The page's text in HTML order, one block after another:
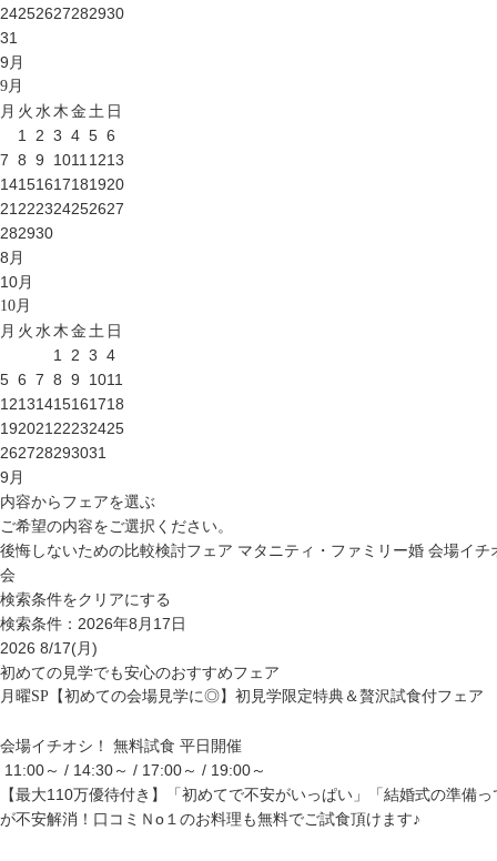
24252627282930
31
9 月
9 月
月 火 水 木金 土 日
1
2 3 4 5 6
7 8 9 1011 1213
14151617181920
21 222324252627
282930
8 月
10月
10 月
月 火 水 木金 土 日
1
2 3 4
5 6 7 8 9 1011
12131415161718
192021 22232425
262728293031
9 月
内容からフェアを選ぶ
ご希望の内容をご選択ください。
後悔しないための比較検討フェア マタニティ・ファミリー婚 会場イチ
会
検索条件をクリアにする
検索条件：2026年8月17日
2026 8/17(月)
初めての見学でも安心のおすすめフェア
月曜SP【初めての会場見学に◎】初見学限定特典＆贅沢試食付フェア
会場イチオシ！ 無料試食 平日開催
11:00～ / 14:30～ / 17:00～ / 19:00～
【最大110万優待付き】「初めてで不安がいっぱい」「結婚式の準備
が不安解消！口コミＮo１のお料理も無料でご試食頂けます♪